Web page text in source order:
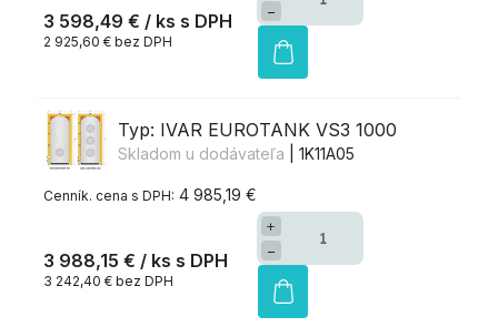
3 598,49 € / ks
2 925,60 € bez DPH
−
Typ: IVAR EUROTANK VS3 1000
Skladom u dodávateľa | 1K11A05
4 985,19 €
3 988,15 € / ks
3 242,40 € bez DPH
+
−